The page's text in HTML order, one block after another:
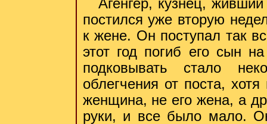
Агенгер, кузнец,
постился уже вторую
к жене. Он поступал так
этот год погиб его сын
подковывать стало
облегчения от поста,
женщина, не его жена, а
руки, и все было мало.